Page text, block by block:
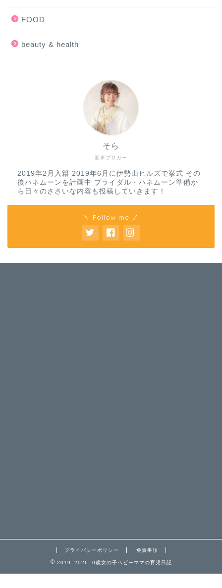
FOOD
beauty & health
新米ブロガー
そら
2019年2月入籍 2019年6月に伊勢山ヒルズで挙式 その
後ハネムーンを計画中 ブライダル・ハネムーン準備か
ら日々のささいな内容も投稿していきます！
＼ Follow me ／
プライバシーポリシー 免責事項
2019–2026 0歳女の子ベビーママの育児日記